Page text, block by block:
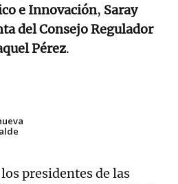
e Innovación, Saray
del Consejo Regulador
Pérez.
presidentes de las